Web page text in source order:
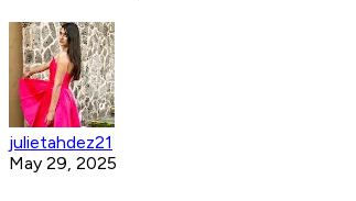
julietahdez21
May 29, 2025